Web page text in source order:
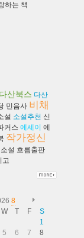
하는 책
다산북스 다산
민음사 비채
설 소설추천 신
커스 에세이 에
작가정신
설 흐름출판
고
8
W T F
S
1
5 6 7
8